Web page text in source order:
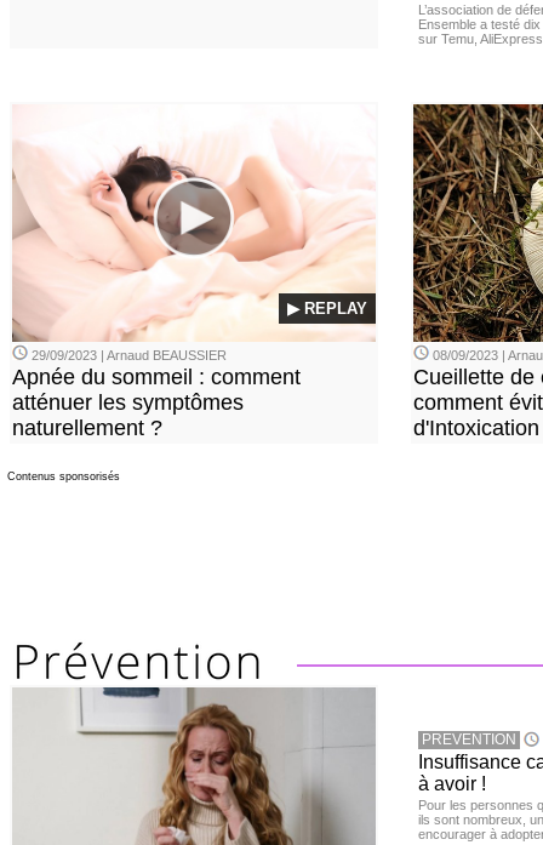
L’association de
Ensemble a testé
sur Temu,
▶ REPLAY
29/09/2023 | Arnaud BEAUSSIER
Apnée du sommeil : comment
atténuer les symptômes
naturellement ?
08/09/2023 |
Cueillette de
comment
d'Intoxication
Contenus sponsorisés
PREVENTION
Insuffisance
à avoir !
Pour les personnes
ils sont nombreux,
encourager à